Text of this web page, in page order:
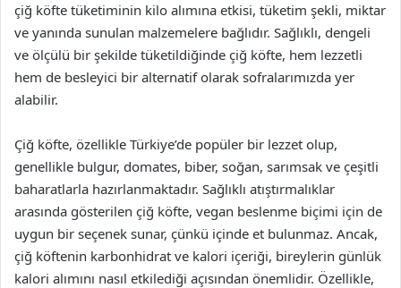
çiğ köfte tüketiminin kilo alımına etkisi, tüketim şekli, miktar
ve yanında sunulan malzemelere bağlıdır. Sağlıklı, dengeli
ve ölçülü bir şekilde tüketildiğinde çiğ köfte, hem lezzetli
hem de besleyici bir alternatif olarak sofralarımızda yer
alabilir.
Çiğ köfte, özellikle Türkiye’de popüler bir lezzet olup,
genellikle bulgur, domates, biber, soğan, sarımsak ve çeşitli
baharatlarla hazırlanmaktadır. Sağlıklı atıştırmalıklar
arasında gösterilen çiğ köfte, vegan beslenme biçimi için de
uygun bir seçenek sunar, çünkü içinde et bulunmaz. Ancak,
çiğ köftenin karbonhidrat ve kalori içeriği, bireylerin günlük
kalori alımını nasıl etkilediği açısından önemlidir. Özellikle,